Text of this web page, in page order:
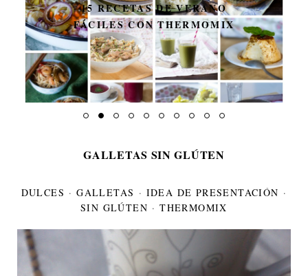
15 RECETAS DE VERANO
FÁCILES CON THERMOMIX
GALLETAS SIN GLÚTEN
DULCES ·GALLETAS · IDEA DE PRESENTACIÓN ·
SIN GLÚTEN ·THERMOMIX